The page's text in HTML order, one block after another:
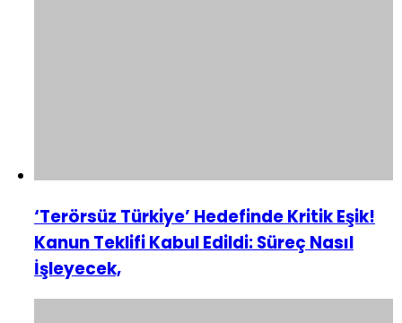
‘Terörsüz Türkiye’ Hedefinde Kritik Eşik!
Kanun Teklifi Kabul Edildi: Süreç Nasıl
İşleyecek,